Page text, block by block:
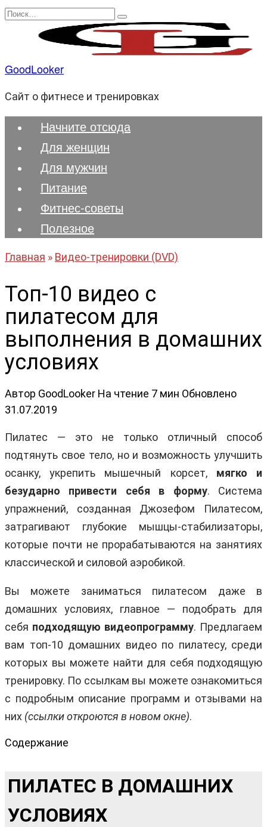
Перейти
содержанию
Search
GoodLooker
Сайт о фитнесе и тренировках
Начните отсюда
Для женщин
Для мужчин
Питание
Фитнес-советы
Полезноe
Главная » Видео-тренировки (DVD)
Топ-10 видео с
пилатесом для
выполнения в домашних
условиях
Автор GoodLooker На чтение 7 мин Обновлено
31.07.2019
Пилатес — это не только отличный способ
подтянуть свое тело, но и возможность улучшить
осанку, укрепить мышечный корсет, мягко и
безударно привести себя в форму. Система
упражнений, созданная Джозефом Пилатесом,
затрагивают глубокие мышцы-стабилизаторы,
которые почти не прорабатываются на занятиях
классической и силовой аэробикой.
Вы можете заниматься пилатесом даже в
домашних условиях, главное — подобрать для
себя подходящую видеопрограмму. Предлагаем
вам топ-10 домашних видео по пилатесу, среди
которых вы можете найти для себя подходящую
тренировку. По ссылкам вы можете ознакомиться
с подробным описание программ и отзывами на
них (ссылки откроются в новом окне).
Содержание
ПИЛАТЕС В ДОМАШНИХ
УСЛОВИЯХ